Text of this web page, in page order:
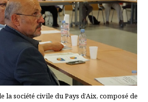
la société civile du Pays d’Aix, composé de